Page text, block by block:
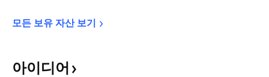
모든 보유 자산 보기
아이디어